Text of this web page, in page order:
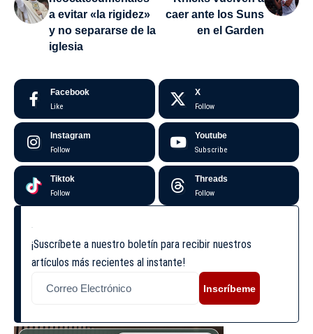
a evitar «la rigidez»
y no separarse de la
iglesia
caer ante los Suns
en el Garden
Facebook
Like
X
Follow
Instagram
Follow
Youtube
Subscribe
Tiktok
Follow
Threads
Follow
¡Suscríbete a nuestro boletín para recibir nuestros
artículos más recientes al instante!
Inscríbeme